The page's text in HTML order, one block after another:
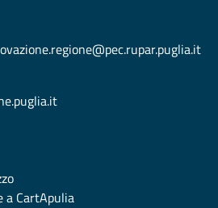
a CartApulia